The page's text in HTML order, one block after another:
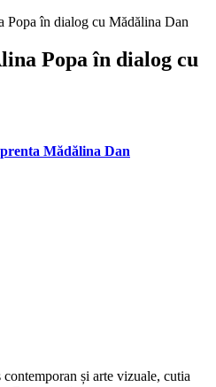
Popa în dialog cu Mădălina Dan
Popa în dialog cu
Mădălina Dan
contemporan și arte vizuale, cutia